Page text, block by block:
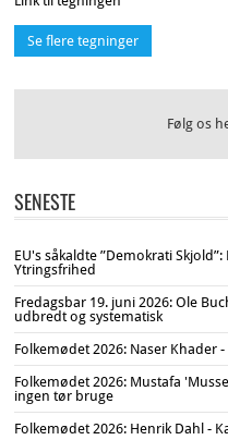
Se flere tegninger
Følg os
SENESTE
EU's såkaldte ”Demokrati
Ytringsfrihed
Fredagsbar 19. juni 2026: Ole
udbredt og systematisk
Folkemødet 2026: Naser Khader
Folkemødet 2026: Mustafa
ingen tør bruge
Folkemødet 2026: Henrik Dahl -